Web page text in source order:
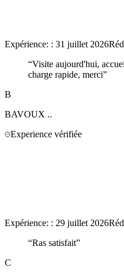
Expérience: : 31 juillet 2026
“Visite aujourd'hui,
charge rapide, merci”
B
BAVOUX ..
Experience vérifiée
Expérience: : 29 juillet 2026
“Ras satisfait”
C